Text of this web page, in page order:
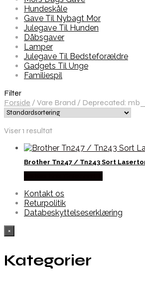
Hundeskåle
Gave Til Nybagt Mor
Julegave Til Hunden
Dåbsgaver
Lamper
Julegave Til Bedsteforældre
Gadgets Til Unge
Familiespil
Filter
Forside / Vare Brand / Deprecated:
Viser 1 resultat
Brother Tn247 / Tn243 Sort
Kontakt os
Returpolitik
Databeskyttelseserklæring
×
Kategorier